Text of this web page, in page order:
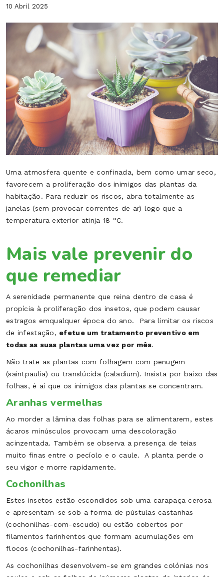
10 Abril 2025
Uma atmosfera quente e confinada, bem como umar seco,
favorecem a proliferação dos inimigos das plantas da
habitação. Para reduzir os riscos, abra totalmente as
janelas (sem provocar correntes de ar) logo que a
temperatura exterior atinja 18 °C.
Mais vale prevenir do
que remediar
A serenidade permanente que reina dentro de casa é
propícia à proliferação dos insetos, que podem causar
estragos emqualquer época do ano. Para limitar os riscos
de infestação, efetue um tratamento preventivo em
todas as suas plantas uma vez por mês.
Não trate as plantas com folhagem com penugem
(saintpaulia) ou translúcida (caladium). Insista por baixo das
folhas, é aí que os inimigos das plantas se concentram.
Aranhas vermelhas
Ao morder a lâmina das folhas para se alimentarem, estes
ácaros minúsculos provocam uma descoloração
acinzentada. Também se observa a presença de teias
muito finas entre o pecíolo e o caule. A planta perde o
seu vigor e morre rapidamente.
Cochonilhas
Estes insetos estão escondidos sob uma carapaça cerosa
e apresentam-se sob a forma de pústulas castanhas
(cochonilhas-com-escudo) ou estão cobertos por
filamentos farinhentos que formam acumulações em
flocos (cochonilhas-farinhentas).
As cochonilhas desenvolvem-se em grandes colónias nos